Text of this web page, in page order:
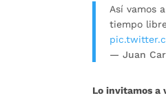
Así vamos
tiempo
— Juan
Lo invitamos a